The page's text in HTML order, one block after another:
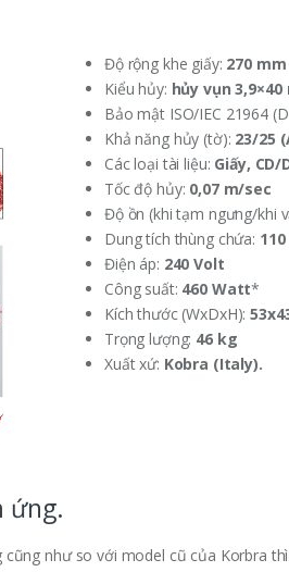
Độ rộng khe giấy: 270 mm
Kiểu hủy: hủy vụn 3,9×40
Bảo mật ISO/IEC 21964
Khả năng hủy (tờ): 23/25
Các loại tài liệu: Giấy, CD/
Tốc độ hủy: 0,07 m/sec
Độ ồn (khi tạm ngưng/khi
Dung tích thùng chứa:
Điện áp: 240 Volt
Công suất: 460 Watt*
Kích thước (WxDxH):
Trọng lượng: 46 kg
Xuất xứ: Kobra (Italy).
ứng.
như so với model cũ của Korbra